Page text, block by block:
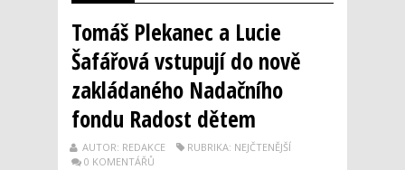
Tomáš Plekanec a Lucie
Šafářová vstupují do nově
zakládaného Nadačního
fondu Radost dětem
AUTOR: REDAKCE
RUBRIKA: NEJČTENĚJŠÍ
0 KOMENTÁŘŮ